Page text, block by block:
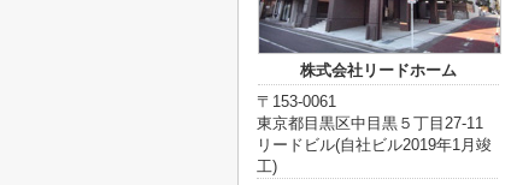
株式会社リードホーム
〒153-0061
東京都目黒区中目黒５丁目27-11
リードビル(自社ビル2019年1月竣
工)